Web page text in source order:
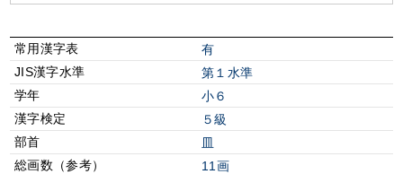
常用漢字表
有
JIS漢字水準
第１水準
学年
小６
漢字検定
５級
部首
⽫
総画数（参考）
11画